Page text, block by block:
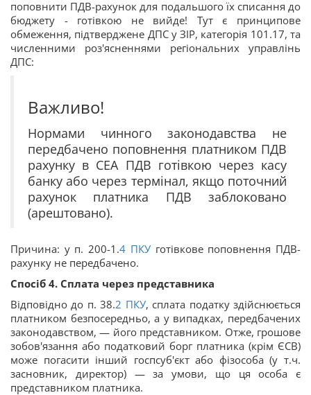
поповнити ПДВ-рахунок для подальшого їх списання до
бюджету - готівкою не вийде! Тут є принципове
обмеження, підтверджене ДПС у ЗІР, категорія 101.17, та
численними роз'ясненнями регіональних управлінь
ДПС:
Важливо!
Нормами чинного законодавства не
передбачено поповнення платником ПДВ
рахунку в СЕА ПДВ готівкою через касу
банку або через термінал, якщо поточний
рахунок платника ПДВ заблоковано
(арештовано).
Причина: у п. 200-1.4 ПКУготівкове поповнення ПДВ-
рахунку не передбачено.
Спосіб 4. Сплата через представника
Відповідно до п. 38.2 ПКУ, сплата податку здійснюється
платником безпосередньо, а у випадках, передбачених
законодавством, — його представником. Отже, грошове
зобов'язання або податковий борг платника (крім ЄСВ)
може погасити інший госпсуб'єкт або фізособа (у т.ч.
засновник, директор) — за умови, що ця особа є
представником платника.